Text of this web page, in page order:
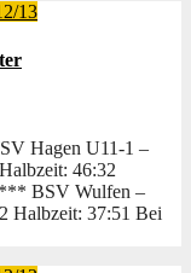
13
Hagen U11-1 –
46:32
Wulfen –
Halbzeit: 37:51 Bei